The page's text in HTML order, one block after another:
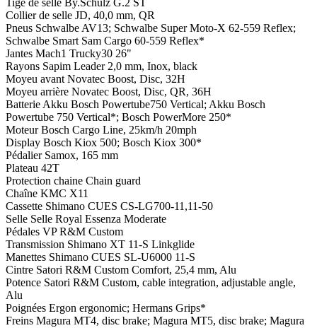
Tige de selle By.Schulz G.2 ST
Collier de selle JD, 40,0 mm, QR
Pneus Schwalbe AV13; Schwalbe Super Moto-X 62-559 Reflex;
Schwalbe Smart Sam Cargo 60-559 Reflex*
Jantes Mach1 Trucky30 26"
Rayons Sapim Leader 2,0 mm, Inox, black
Moyeu avant Novatec Boost, Disc, 32H
Moyeu arrière Novatec Boost, Disc, QR, 36H
Batterie Akku Bosch Powertube750 Vertical; Akku Bosch
Powertube 750 Vertical*; Bosch PowerMore 250*
MoteurBosch Cargo Line, 25km/h 20mph
Display Bosch Kiox 500; Bosch Kiox 300*
Pédalier Samox, 165 mm
Plateau 42T
Protection chaine Chain guard
Chaîne KMC X11
Cassette Shimano CUES CS-LG700-11,11-50
Selle Selle Royal Essenza Moderate
Pédales VP R&M Custom
Transmission Shimano XT 11-S Linkglide
Manettes Shimano CUES SL-U6000 11-S
Cintre Satori R&M Custom Comfort, 25,4 mm, Alu
Potence Satori R&M Custom, cable integration, adjustable angle,
Alu
Poignées Ergon ergonomic; Hermans Grips*
Freins Magura MT4, disc brake; Magura MT5, disc brake; Magura